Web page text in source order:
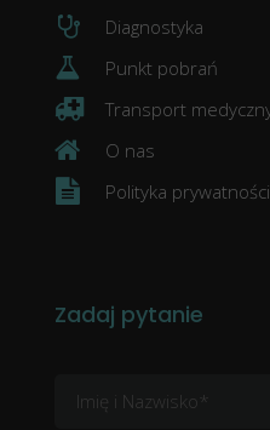
Diagnostyka
Punkt pobrań
Transport
O nas
Polityka prywatności
Zadaj pytanie